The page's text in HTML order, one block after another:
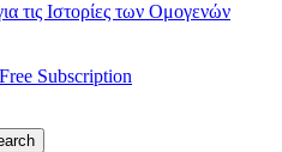
τις Ιστορίες των Ομογενών
Subscription